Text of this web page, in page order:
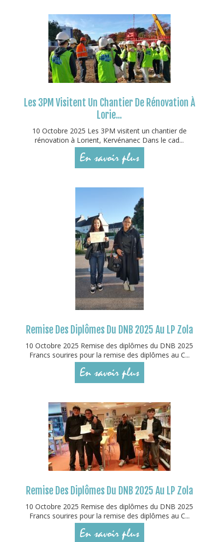
Les 3PM Visitent Un Chantier De Rénovation À
Lorie...
10 Octobre 2025 Les 3PM visitent un chantier de
rénovation à Lorient, Kervénanec Dans le cad...
En savoir plus
Remise Des Diplômes Du DNB 2025 Au LP Zola
10 Octobre 2025 Remise des diplômes du DNB 2025
Francs sourires pour la remise des diplômes au C...
En savoir plus
Remise Des Diplômes Du DNB 2025 Au LP Zola
10 Octobre 2025 Remise des diplômes du DNB 2025
Francs sourires pour la remise des diplômes au C...
En savoir plus